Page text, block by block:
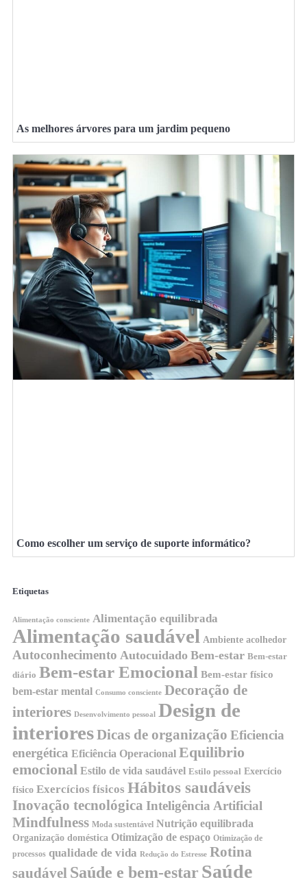
As melhores árvores para um jardim pequeno
Como escolher um serviço de suporte informático?
Etiquetas
Alimentação consciente Alimentação equilibrada
Alimentação saudável Ambiente acolhedor
Autoconhecimento Autocuidado Bem-estar Bem-estar
diário Bem-estar Emocional Bem-estar físico
bem-estar mental Consumo consciente Decoração de
interiores Desenvolvimento pessoal
Design de
interioresDicas de organização Eficiencia
energética Eficiência Operacional Equilibrio
emocional Estilo de vida saudável Estilo pessoal Exercício
físico Exercícios físicos Hábitos saudáveis
Inovação tecnológica Inteligência Artificial
Mindfulness Moda sustentável Nutrição equilibrada
Organização doméstica Otimização de espaço Otimização de
processos qualidade de vida Redução do Estresse Rotina
saudável Saúde e bem-estar Saúde